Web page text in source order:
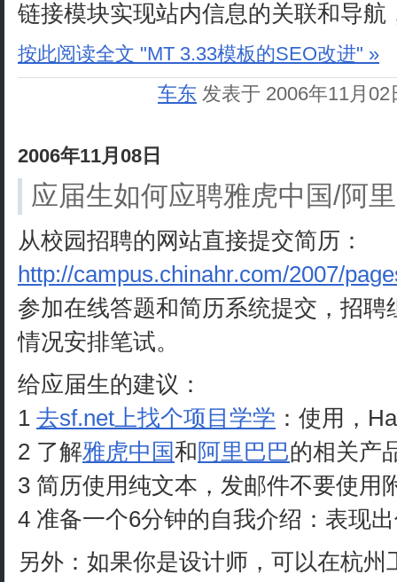
链接模块实现站内信息的关联和导航
按此阅读全文 "MT 3.33模板的SEO改进" »
车东 发表于 2006年11月
2006年11月08日
应届生如何应聘雅虎中国/阿
从校园招聘的网站直接提交简历：
http://campus.chinahr.com/2007/
参加在线答题和简历系统提交，招
情况安排笔试。
给应届生的建议：
1 去sf.net上找个项目学学 ：使用，
2 了解雅虎中国和阿里巴巴的相关产
3 简历使用纯文本，发邮件不要使用
4 准备一个6分钟的自我介绍：表现
另外：如果你是设计师，可以在杭州